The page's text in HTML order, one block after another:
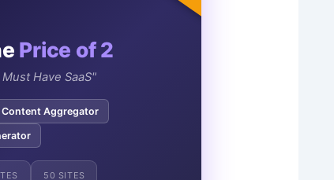
Price of 2
Have SaaS"
Content Aggregator
50 SITES